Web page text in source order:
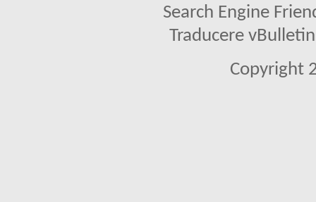
Search Engine
Traducere
Copyright